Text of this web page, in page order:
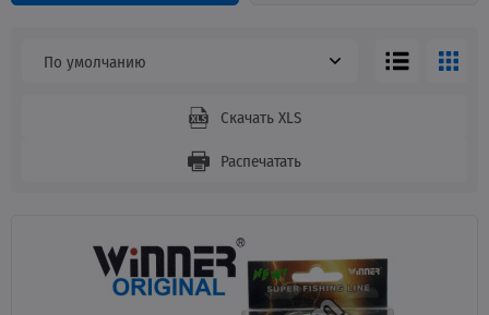
По умолчанию
Скачать XLS
Распечатать